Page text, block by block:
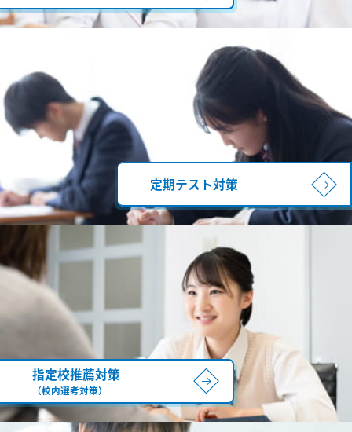
定期テスト対策
指定校推薦対策
（校内選考対策）